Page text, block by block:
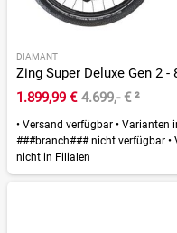
DIAMANT
Zing Super Deluxe Gen 2 -
1.899,99 € 4.699,- €²
• Versand verfügbar • Varianten
###branch### nicht verfügbar •
nicht in Filialen